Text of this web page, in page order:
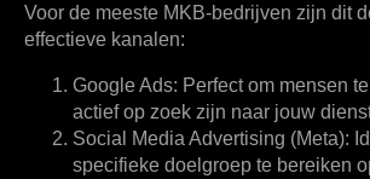
Voor de meeste MKB-bedrijven zijn dit
effectieve kanalen:
Google Ads: Perfect om mensen
actief op zoek zijn naar jouw
Social Media Advertising (Meta):
specifieke doelgroep te bereiken